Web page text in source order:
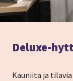
Deluxe-
Kauniita ja